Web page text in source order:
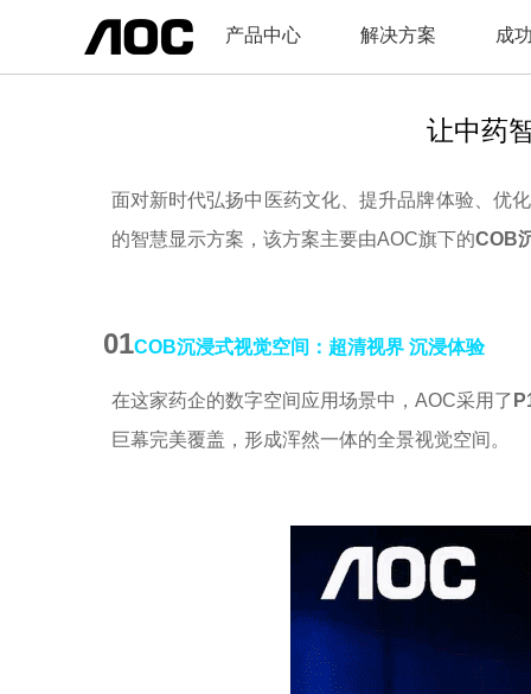
产品中心 解决方案 成
让中药
面对新时代弘扬中医药文化、提升品牌体验、优
的智慧显示方案，该方案主要由AOC旗下的COB
01COB沉浸式视觉空间： 超清视界 沉浸体验
在这家药企的数字空间应用场景中， AOC采用了
巨幕完美覆盖，形成浑然一体的全景视觉空间。